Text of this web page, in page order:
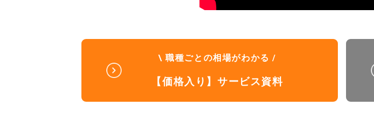
\ 職種ごとの相場がわかる /
【価格入り】サービス資料